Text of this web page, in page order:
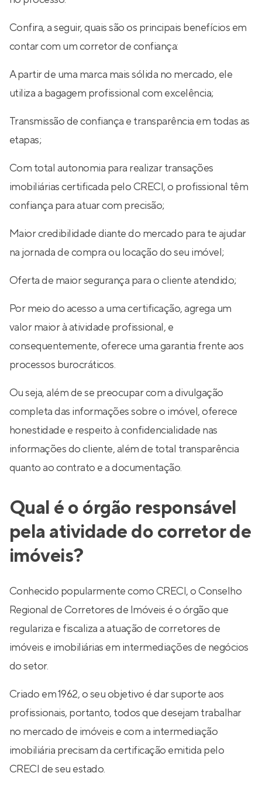
Confira, a seguir, quais são os principais benefícios em
contar com um corretor de confiança:
A partir de uma marca mais sólida no mercado, ele
utiliza a bagagem profissional com excelência;
Transmissão de confiança e transparência em todas as
etapas;
Com total autonomia para realizar transações
imobiliárias certificada pelo CRECI, o profissional têm
confiança para atuar com precisão;
Maior credibilidade diante do mercado para te ajudar
na jornada de compra ou locação do seu imóvel;
Oferta de maior segurança para o cliente atendido;
Por meio do acesso a uma certificação, agrega um
valor maior à atividade profissional, e
consequentemente, oferece uma garantia frente aos
processos burocráticos.
Ou seja, além de se preocupar com a divulgação
completa das informações sobre o imóvel, oferece
honestidade e respeito à confidencialidade nas
informações do cliente, além de total transparência
quanto ao contrato e a documentação.
Qual é o órgão responsável
pela atividade do corretor de
imóveis?
Conhecido popularmente como CRECI, o Conselho
Regional de Corretores de Imóveis é o órgão que
regulariza e fiscaliza a atuação de corretores de
imóveis e imobiliárias em intermediações de negócios
do setor.
Criado em 1962, o seu objetivo é dar suporte aos
profissionais, portanto, todos que desejam trabalhar
no mercado de imóveis e com a intermediação
imobiliária precisam da certificação emitida pelo
CRECI de seu estado.